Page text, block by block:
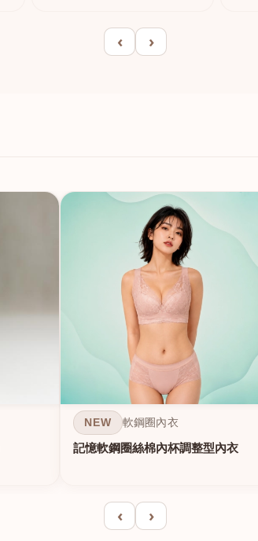
‹ ›
NEW 軟鋼圈內衣
記憶軟鋼圈絲棉內杯調整型內衣
‹ ›